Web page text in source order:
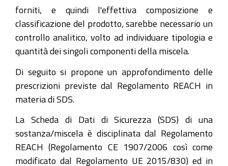
forniti, e quindi l'effettiva composizione e
classificazione del prodotto, sarebbe necessario un
controllo analitico, volto ad individuare tipologia e
quantità dei singoli componenti della miscela.
Di seguito si propone un approfondimento delle
prescrizioni previste dal Regolamento REACH in
materia di SDS.
La Scheda di Dati di Sicurezza (SDS) di una
sostanza/miscela è disciplinata dal Regolamento
REACH (Regolamento CE 1907/2006 così come
modificato dal Regolamento UE 2015/830) ed in